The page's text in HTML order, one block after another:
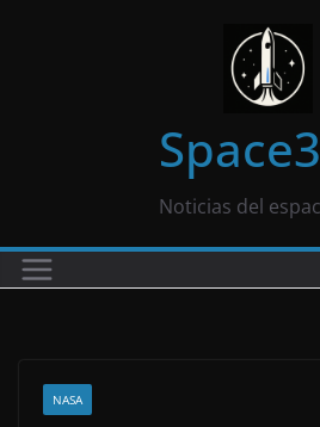
Noticias del
NASA